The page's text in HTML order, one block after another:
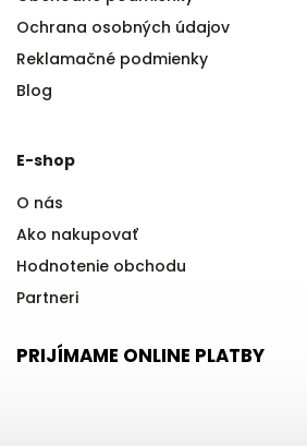
Ochrana osobných údajov
Reklamačné podmienky
Blog
E-shop
O nás
Ako nakupovať
Hodnotenie obchodu
Partneri
PRIJÍMAME ONLINE PLATBY